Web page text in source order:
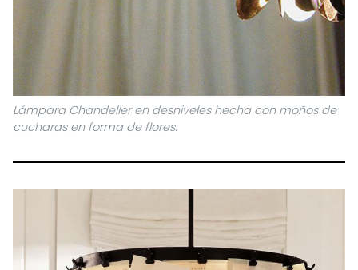
Lámpara Chandelier en desniveles hecha con moños de
cucharas en forma de flores.